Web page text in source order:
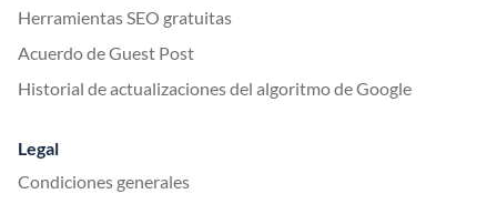
Herramientas SEO gratuitas
Acuerdo de Guest Post
Historial de actualizaciones del algoritmo de Google
Legal
Condiciones generales